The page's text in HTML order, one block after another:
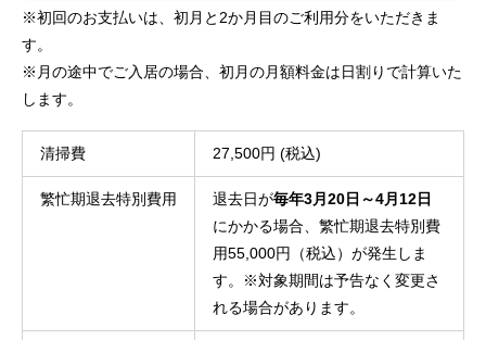
※初回のお支払いは、初月と2か月目のご利用分をいただきま
す。
※月の途中でご入居の場合、初月の月額料金は日割りで計算いた
します。
清掃費 27,500円 (税込)
繁忙期退去特別費用 退去日が毎年3月20日～4月12日
にかかる場合、繁忙期退去特別費
用55,000円（税込）が発生しま
す。※対象期間は予告なく変更さ
れる場合があります。